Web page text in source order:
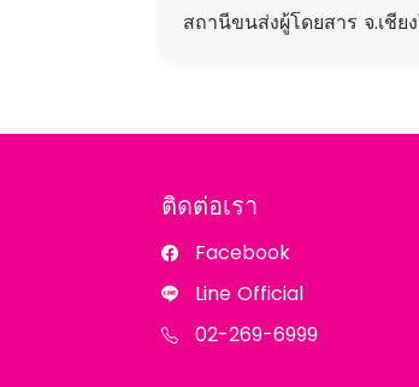
สถานีขนส่งผู้โดยสาร จ.เชี
ติดต่อเรา
Facebook
Line Official
02-269-6999